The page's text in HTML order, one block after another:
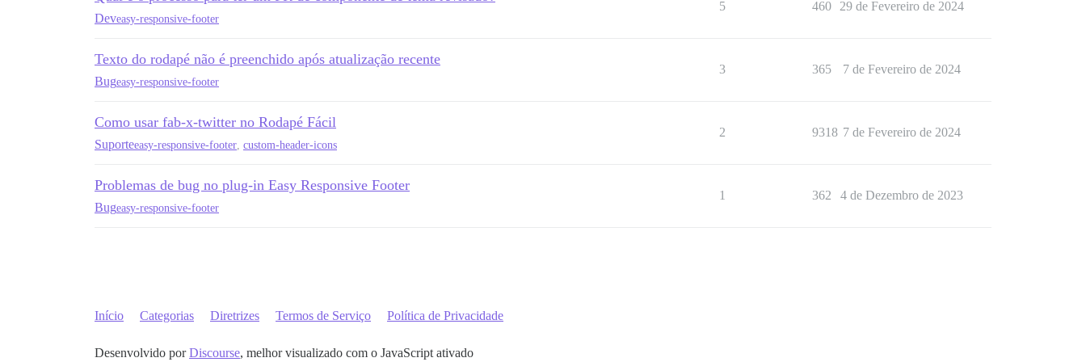
Deveasy-responsive-footer
5 460 29 de Fevereiro de 2024
Texto do rodapé não é preenchido após atualização recente
Bugeasy-responsive-footer
3 365 7 de Fevereiro de 2024
Como usar fab-x-twitter no Rodapé Fácil
Suporteeasy-responsive-footer custom-header-icons
2 9318 7 de Fevereiro de 2024
Problemas de bug no plug-in Easy Responsive Footer
Bugeasy-responsive-footer
1 362 4 de Dezembro de 2023
Início Categorias Diretrizes Termos de Serviço Política de Privacidade
Desenvolvido porDiscourse, melhor visualizado com o JavaScript ativado